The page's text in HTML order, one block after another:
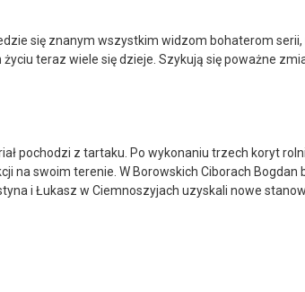
się znanym wszystkim widzom bohaterom
teraz wiele się dzieje. Szykują się poważne
pochodzi z tartaku. Po wykonaniu trzech koryt
na swoim terenie. W Borowskich Ciborach
i Łukasz w Ciemnoszyjach uzyskali nowe